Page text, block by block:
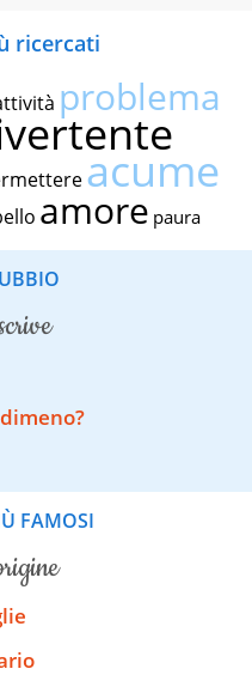
ricercati
problema
acume
amore paura
FAMOSI